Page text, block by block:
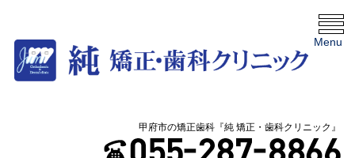
甲府市の矯正歯科『純 矯正・歯科クリニック』
Menu